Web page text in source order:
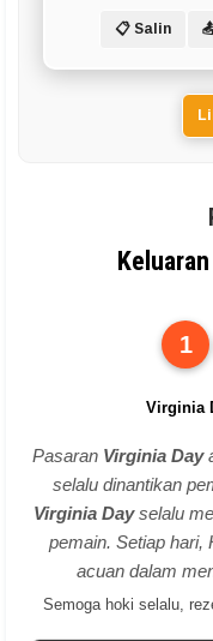
📋 Salin
1
Virginia
Pasaran Virginia Day
selalu dinantikan
Virginia Dayselalu
pemain. Setiap hari,
acuan dalam
Semoga hoki selalu,